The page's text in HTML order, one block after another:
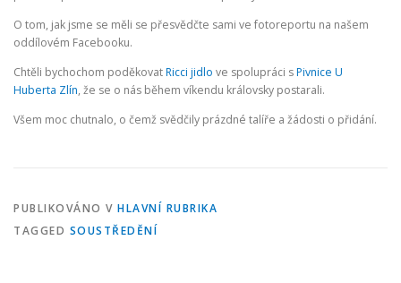
O tom, jak jsme se měli se přesvědčte sami ve fotoreportu na našem
oddílovém Facebooku.
Chtěli bychochom poděkovatRicci jidlo ve spolupráci sPivnice U
Huberta Zlín, že se o nás během víkendu královsky postarali.
Všem moc chutnalo, o čemž svědčily prázdné talíře a žádosti o přidání.
PUBLIKOVÁNO V HLAVNÍ RUBRIKA
TAGGED SOUSTŘEDĚNÍ